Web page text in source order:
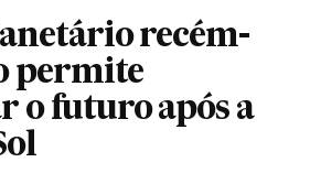
recém-
permite
o futuro após a